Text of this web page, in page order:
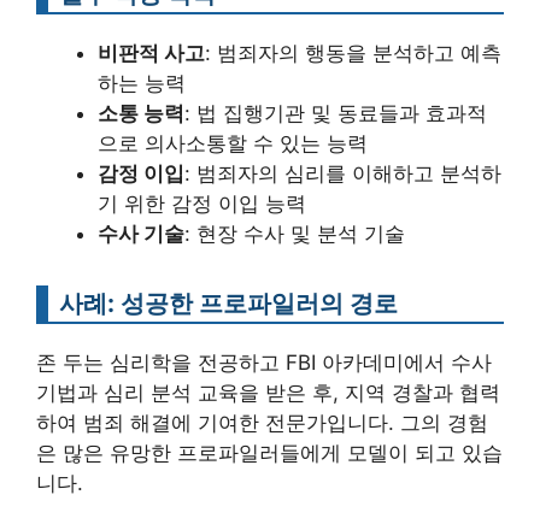
비판적 사고: 범죄자의 행동을 분석하고 예측
하는 능력
소통 능력: 법 집행기관 및 동료들과 효과적
으로 의사소통할 수 있는 능력
감정 이입: 범죄자의 심리를 이해하고 분석하
기 위한 감정 이입 능력
수사 기술: 현장 수사 및 분석 기술
사례: 성공한 프로파일러의 경로
존 두는 심리학을 전공하고 FBI 아카데미에서 수사
기법과 심리 분석 교육을 받은 후, 지역 경찰과 협력
하여 범죄 해결에 기여한 전문가입니다. 그의 경험
은 많은 유망한 프로파일러들에게 모델이 되고 있습
니다.